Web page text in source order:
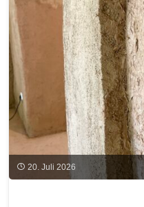
messbarer
Umweltvorteil
in
der
Bauvergabe"
20. Juli 2026